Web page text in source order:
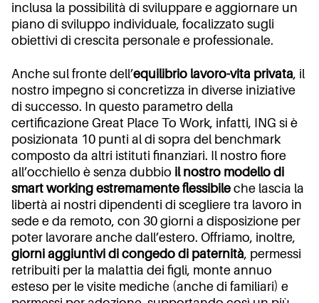
inclusa la possibilità di sviluppare e aggiornare un
piano di sviluppo individuale, focalizzato sugli
obiettivi di crescita personale e professionale.
Anche sul fronte dell’equilibrio lavoro-vita privata, il
nostro impegno si concretizza in diverse iniziative
di successo. In questo parametro della
certificazione Great Place To Work, infatti, ING si è
posizionata 10 punti al di sopra del benchmark
composto da altri istituti finanziari. Il nostro fiore
all’occhiello è senza dubbio il nostro modello di
smart working estremamente flessibile che lascia la
libertà ai nostri dipendenti di scegliere tra lavoro in
sede e da remoto, con 30 giorni a disposizione per
poter lavorare anche dall’estero. Offriamo, inoltre,
giorni aggiuntivi di congedo di paternità, permessi
retribuiti per la malattia dei figli, monte annuo
esteso per le visite mediche (anche di familiari) e